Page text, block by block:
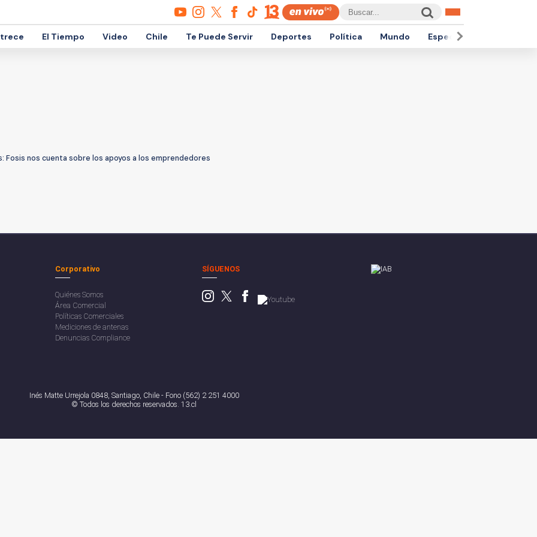
El Tiempo Video Chile Te Puede Servir Deportes Política Mundo Espectáculos
Fosis nos cuenta sobre los apoyos a los emprendedores
Corporativo
Quiénes Somos
Área Comercial
Políticas Comerciales
Mediciones de antenas
Denuncias Compliance
SÍGUENOS
Inés Matte Urrejola 0848, Santiago, Chile - Fono (562) 2 251 4000
© Todos los derechos reservados. 13.cl